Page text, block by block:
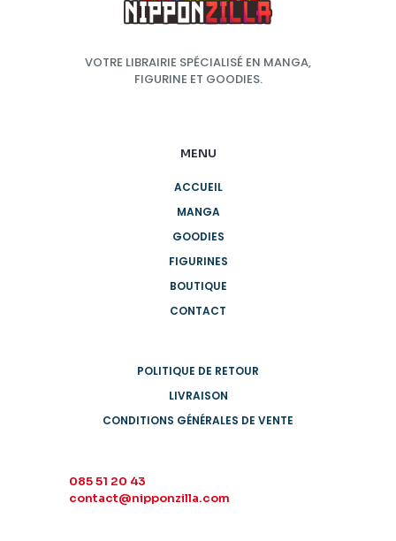
VOTRE LIBRAIRIE SPÉCIALISÉ EN MANGA,
FIGURINE ET GOODIES.
MENU
ACCUEIL
MANGA
GOODIES
FIGURINES
BOUTIQUE
CONTACT
POLITIQUE DE RETOUR
LIVRAISON
CONDITIONS GÉNÉRALES DE VENTE
085 51 20 43
contact@nipponzilla.com